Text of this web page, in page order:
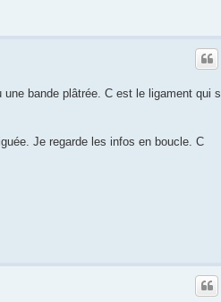
bande plâtrée. C est le ligament qui s
Je regarde les infos en boucle. C